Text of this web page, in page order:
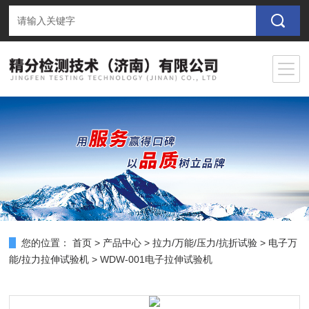
您的位置： 首页 > 产品中心 >拉力/万能/压力/抗折试验 > 电子万
能/拉力拉伸试验机 > WDW-001电子拉伸试验机